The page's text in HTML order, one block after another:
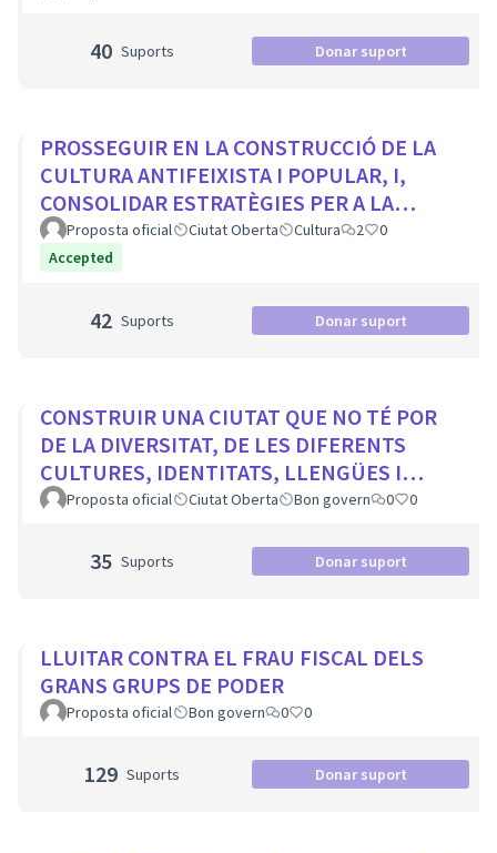
40 Suports Donar suport
PROSSEGUIR EN LA CONSTRUCCIÓ DE LA
CULTURA ANTIFEIXISTA I POPULAR, I,
CONSOLIDAR ESTRATÈGIES PER A LA
VISIBILITZACIÓ DE LA MEMÒRIA
DEMOCRÀTICA CIUTADA
Proposta oficial Ciutat Oberta Cultura 2
0
Accepted
42 Suports Donar suport
CONSTRUIR UNA CIUTAT QUE NO TÉ POR
DE LA DIVERSITAT, DE LES DIFERENTS
CULTURES, IDENTITATS, LLENGÜES I
RELIGIONS
Proposta oficial Ciutat Oberta Bon govern 0 0
35 Suports Donar suport
LLUITAR CONTRA EL FRAU FISCAL DELS
GRANS GRUPS DE PODER
Proposta oficial Bon govern 0 0
129 Suports Donar suport